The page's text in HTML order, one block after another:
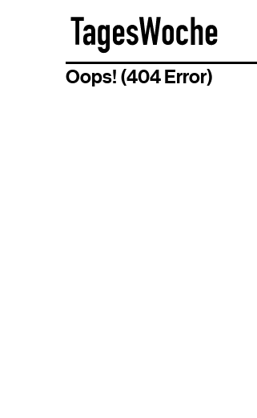
Oops! (404 Error)